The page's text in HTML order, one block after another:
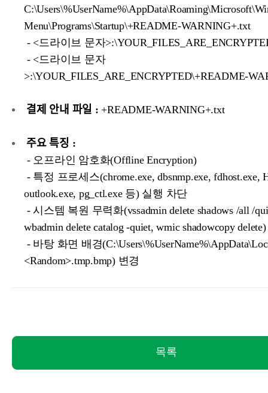
Menu\Programs\Startup\+README-WARNING+.txt
- <드라이브 문자
- <드라이브 문자
>:\YOUR_FILES_ARE_ENCRYPTED\+README-
결제 안내 파일 :+README-WARNING+.txt
주요 특징 :
- 오프라인 암호화(Offline Encryption)
- 특정 프로세스(chrome.exe, dbsnmp.exe, fdhost.exe,
outlook.exe, pg_ctl.exe 등) 실행 차단
- 시스템 복원 무력화(vssadmin delete shadows /all /
wbadmin delete catalog -quiet, wmic shadowcopy delete)
- 바탕 화면 배경
<Random>.tmp.bmp) 변경
목록